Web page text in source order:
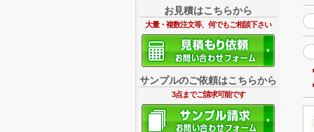
お見積はこちらから
大量・複数注文等、何でもご相談下さい
サンプルのご依頼はこちらから
3点までご請求可能です